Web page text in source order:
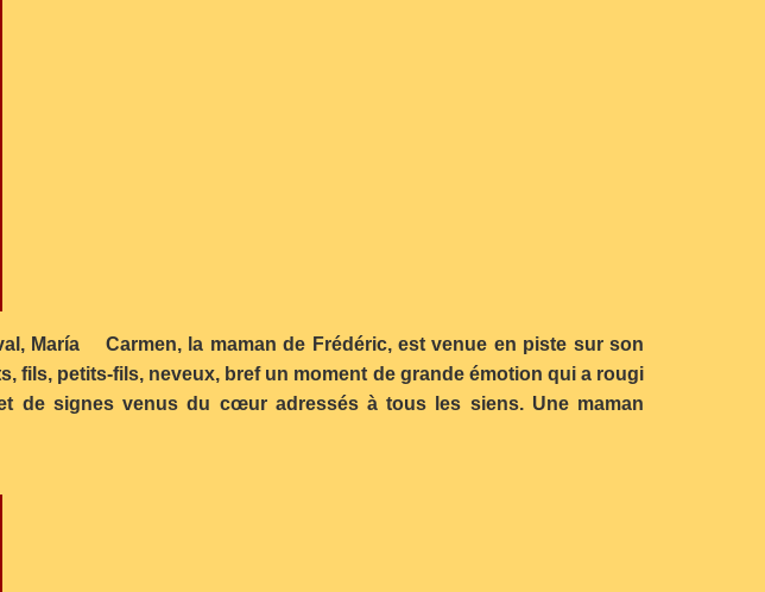
María Carmen, la maman de Frédéric, est venue en piste sur son
fils, petits-fils, neveux, bref un moment de grande émotion qui a rougi
de signes venus du cœur adressés à tous les siens. Une maman